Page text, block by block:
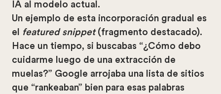
IA al modelo actual.
Un ejemplo de esta incorporación gradual es
el featured snippet (fragmento destacado).
Hace un tiempo, si buscabas “¿Cómo debo
cuidarme luego de una extracción de
muelas?” Google arrojaba una lista de sitios
que “rankeaban” bien para esas palabras